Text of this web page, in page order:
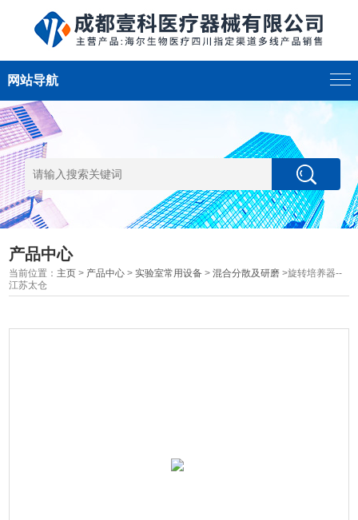
网站导航
产品中心
当前位置： 主页 > 产品中心 >实验室常用设备 >混合分散及研磨 >旋转培养器--
江苏太仓